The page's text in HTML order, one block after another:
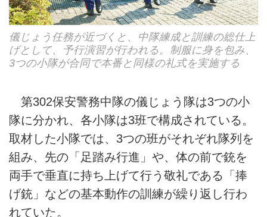
儀じょう任務が近づくと、中隊練成と訓練の総仕上
げとして、予行演習が行われる。制服に身を包み、
3つの小隊が合同で本番と同様の礼式を実施する
第302保安警務中隊の儀じょう隊は3つの小
隊に分かれ、各小隊は3班で構成されている。
取材した小隊では、3つの班がそれぞれ隊列を
組み、先の「足踏み行進」や、体の前で銃を
両手で垂直に持ち上げて行う敬礼である「捧
げ銃」などの基本動作の訓練が繰り返し行わ
れていた。